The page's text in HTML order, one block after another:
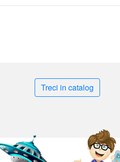
Treci in catalog